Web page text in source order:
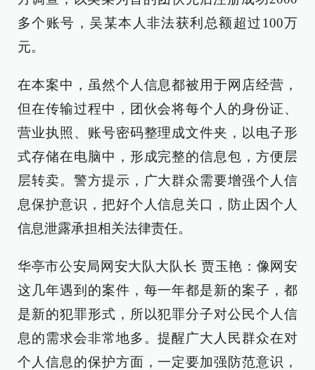
多个账号，吴某本人非法获利总额超过100万
元。
在本案中，虽然个人信息都被用于网店经营，
但在传输过程中，团伙会将每个人的身份证、
营业执照、账号密码整理成文件夹，以电子形
式存储在电脑中，形成完整的信息包，方便层
层转卖。警方提示，广大群众需要增强个人信
息保护意识，把好个人信息关口，防止因个人
信息泄露承担相关法律责任。
华亭市公安局网安大队大队长 贾玉艳：像网安
这几年遇到的案件，每一年都是新的案子，都
是新的犯罪形式，所以犯罪分子对公民个人信
息的需求会非常地多。提醒广大人民群众在对
个人信息的保护方面，一定要加强防范意识，